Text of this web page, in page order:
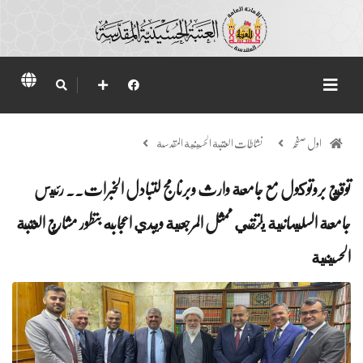
اول صفحہ نشاطات العتبة الحسينية المقدسة
توقيع بروتوكول مع جامعة وارث وبرنامج لتبادل الخبرات.. رئيس
جامعة السليمانية يلتقي ممثل المرجعية ويبدي اعجابه بتطور مشاريع العتبة
الحسينية